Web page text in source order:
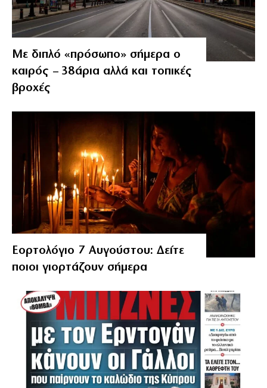
Με διπλό «πρόσωπο» σήμερα ο
καιρός – 38άρια αλλά και τοπικές
βροχές
Εορτολόγιο 7 Αυγούστου: Δείτε
ποιοι γιορτάζουν σήμερα